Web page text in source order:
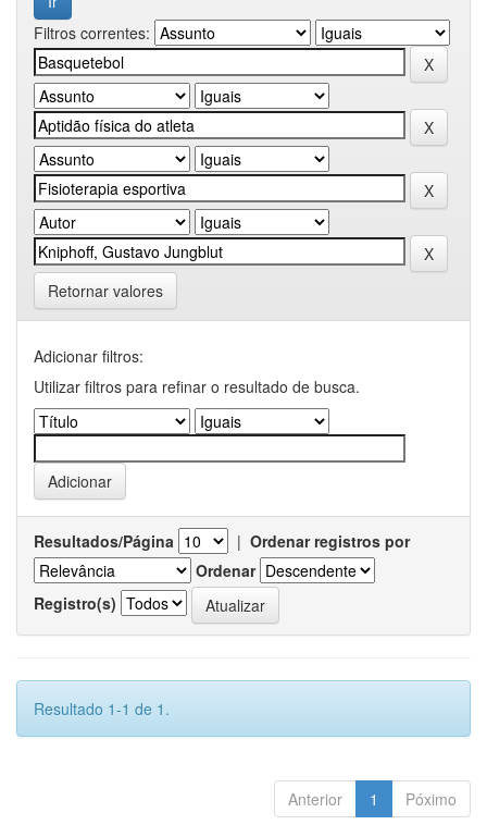
Filtros correntes:
Retornar valores
Adicionar filtros:
Utilizar filtros para refinar o resultado de busca.
Resultados/Página | Ordenar registros por
Ordenar
Registro(s)
Resultado 1-1 de 1.
Anterior 1 Póximo